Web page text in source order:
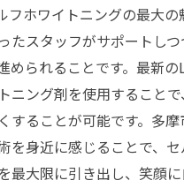
フホワイトニングの最大の
たスタッフがサポートし
められることです。最新の
ニング剤を使用すること
することが可能です。多
を身近に感じることで、
最大限に引き出し、笑顔